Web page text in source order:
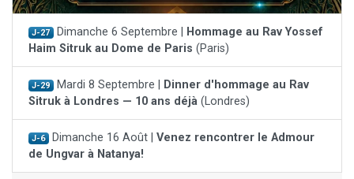
J-27 Dimanche 6 Septembre |
Hommage au Rav Yossef
Haim Sitruk au Dome de Paris (Paris)
J-29 Mardi 8 Septembre |
Dinner d'hommage au Rav
Sitruk à Londres — 10 ans déjà (Londres)
J-6 Dimanche 16 Août | Venez rencontrer le Admour
de Ungvar à Natanya!